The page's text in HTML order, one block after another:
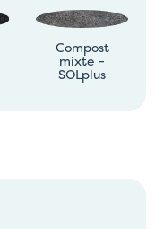
Compost
mixte –
SOLplus